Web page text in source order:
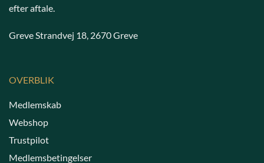
efter aftale.
Greve Strandvej 18, 2670 Greve
OVERBLIK
Medlemskab
Webshop
Trustpilot
Medlemsbetingelser